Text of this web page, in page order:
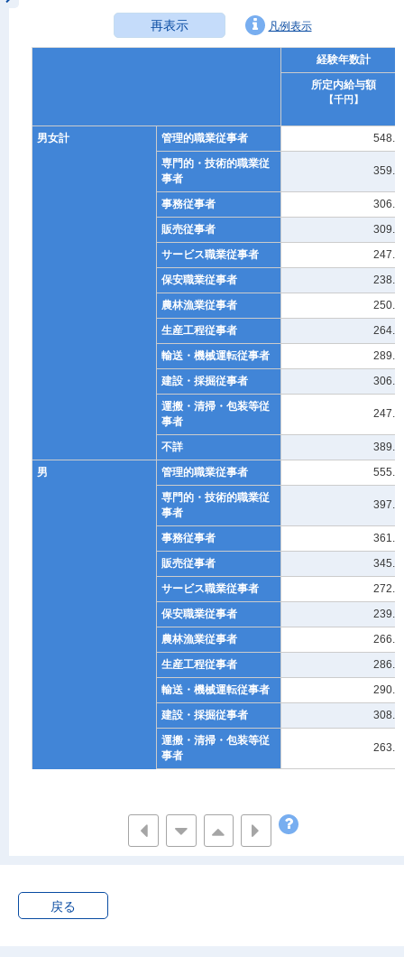
再表示 凡例表示
経験年数計
所定内給与額
【千円】
男女計 管理的職業従事者
548.9
専門的・技術的職業従
事者
359.7
事務従事者
306.6
販売従事者
309.9
サービス職業従事者
247.4
保安職業従事者
238.0
農林漁業従事者
250.1
生産工程従事者
264.4
輸送・機械運転従事者
289.0
建設・採掘従事者
306.8
運搬・清掃・包装等従
事者
247.6
不詳
389.2
男
管理的職業従事者
555.2
専門的・技術的職業従
事者
397.9
事務従事者
361.2
販売従事者
345.3
サービス職業従事者
272.0
保安職業従事者
239.5
農林漁業従事者
266.2
生産工程従事者
286.2
輸送・機械運転従事者
290.5
建設・採掘従事者
308.3
運搬・清掃・包装等従
事者
263.5
専門的・技術的職業従
事者
戻る